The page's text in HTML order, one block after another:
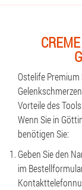
Ostelife
Vorteile des
Wenn Sie in
benötigen Sie:
Geben Sie den
im